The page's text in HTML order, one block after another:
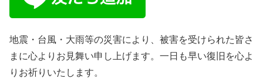
地震・台風・大雨等の災害により、被害を受けられた皆さ
まに心よりお見舞い申し上げます。一日も早い復旧を心よ
りお祈りいたします。